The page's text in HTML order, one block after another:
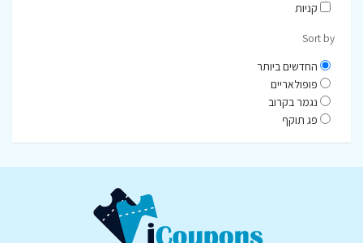
קניות
Sort by
החדשים ביותר
פופולאריים
נגמר בקרוב
פג תוקף